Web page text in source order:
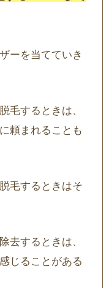
ーを当てていき
毛するときは、
頼まれることも
毛するときはそ
去するときは、
じることがある